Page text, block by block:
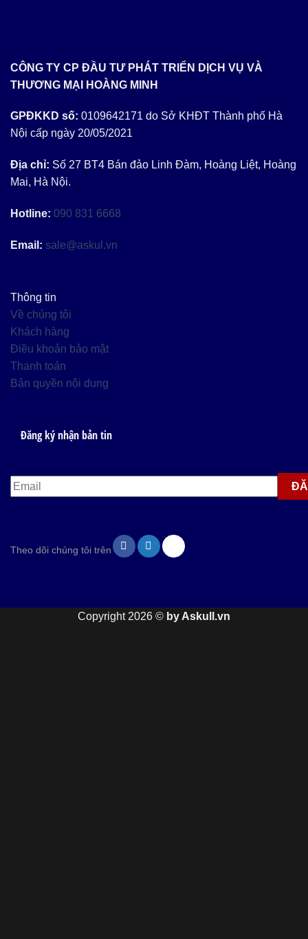
CÔNG TY CP ĐẦU TƯ PHÁT TRIỂN DỊCH VỤ VÀ
THƯƠNG MẠI HOÀNG MINH
GPĐKKD số: 0109642171 do Sở KHĐT Thành phố Hà
Nội cấp ngày 20/05/2021
Địa chỉ: Số 27 BT4 Bán đảo Linh Đàm, Hoàng Liệt, Hoàng
Mai, Hà Nội.
Hotline: 090 831 6668
Email: sale@askul.vn
Thông tin
Về chúng tôi
Khách hàng
Điều khoản bảo mật
Thanh toán
Bản quyền nội dung
Đăng ký nhận bản tin
Theo dõi chúng tôi trên
Copyright 2026 © by Askull.vn